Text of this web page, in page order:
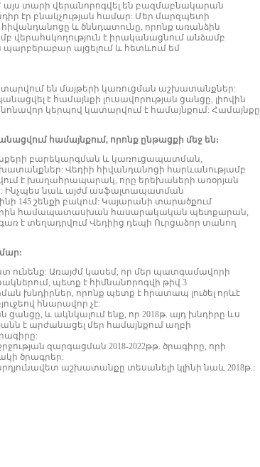
տարի վերանորոգվել են բազմաբնակարան
էր բնակչության համար: Մեր մարզպետի
հիվանդանոցը և ծննդատունը, որոնք առանձին
վերահսկողություն է իրականացնում անձամբ
պարբերաբար այցելում և հետևում եմ
են մայթերի կառուցման աշխատանքներ:
է համայնքի լուսավորության ցանցը, լիովին
կերպով կատարվում է համայնքում: Համայնքը
համայնքում, որոնք ընթացքի մեջ են:
բարեկարգման և կառուցապատման,
Վեդիի հիվանդանոցի հարևանությամբ
է խաղահրապարակ, որը երեխաների առօրյան
Ինչպես նաև այժմ ասֆալտապատման
145 շենքի բակում: Կայարանի տարածքում
համապատասխան հասարակական պետքարան,
է տեղադրվում Վեդիից դեպի Ուրցաձոր տանող
ունենք: Առայժմ կասեմ, որ մեր պատգամավորի
պետք է հիմնանորոգվի թիվ 3
խնդիրներ, որոնք պետք է հրատապ լուծել որևէ
հնարավոր չէ:
և ակնկալում ենք, որ 2018թ. այդ խնդիրը ևս
է արժանացել մեր համայնքում աղբի
զարգացման 2018-2022թթ. ծրագիրը, որի
ծրագրեր:
աշխատանքը տեսանելի կլինի նաև 2018թ.: